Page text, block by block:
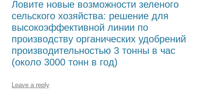
Ловите новые возможности зеленого
сельского хозяйства: решение для
высокоэффективной линии по
производству органических удобрений
производительностью 3 тонны в час
(около 3000 тонн в год)
Leave a reply